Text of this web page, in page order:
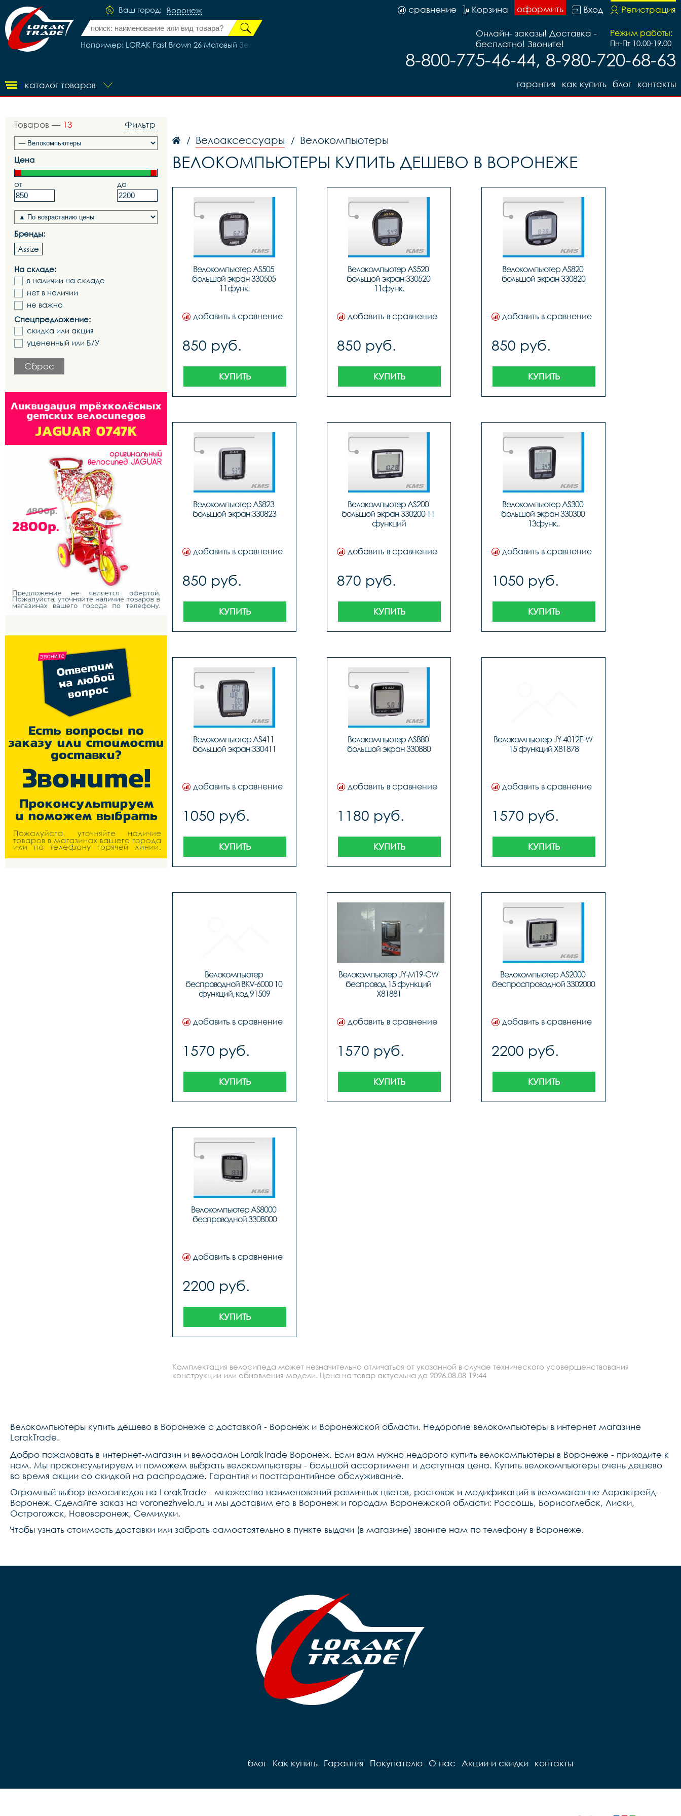
Ваш город: Воронеж
Например: LORAK Fast Brown 26 Матовый Зелёный
Регистрация
Вход
оформить
Корзина
сравнение
Режим работы:
Пн-Пт 10.00-19.00
Онлайн- заказы! Доставка -
бесплатно! Звоните!
8-800-775-46-44, 8-980-720-68-63
каталог товаров контакты
блог
как купить
гарантия
Товаров — 13 Фильтр
Цена
от до
Бренды:
Assize
На складе:
в наличии на складе
нет в наличии
не важно
Спецпредложение:
скидка или акция
уцененный или Б/У
Сброс
/ Велоаксессуары / Велокомпьютеры
ВЕЛОКОМПЬЮТЕРЫ КУПИТЬ ДЕШЕВО В ВОРОНЕЖЕ
Велокомпьютер AS505
большой экран 330505
11функ.
добавить в сравнение
850 руб.
КУПИТЬ
Велокомпьютер AS520
большой экран 330520
11функ.
добавить в сравнение
850 руб.
КУПИТЬ
Велокомпьютер AS820
большой экран 330820
добавить в сравнение
850 руб.
КУПИТЬ
Велокомпьютер AS823
большой экран 330823
добавить в сравнение
850 руб.
КУПИТЬ
Велокомпьютер AS200
большой экран 330200 11
функций
добавить в сравнение
870 руб.
КУПИТЬ
Велокомпьютер AS300
большой экран 330300
13функ..
добавить в сравнение
1050 руб.
КУПИТЬ
Велокомпьютер AS411
большой экран 330411
добавить в сравнение
1050 руб.
КУПИТЬ
Велокомпьютер AS880
большой экран 330880
добавить в сравнение
1180 руб.
КУПИТЬ
Велокомпьютер JY-4012E-W
15 функций X81878
добавить в сравнение
1570 руб.
КУПИТЬ
Велокомпьютер
беспроводной BKV-6000 10
функций, код 91509
добавить в сравнение
1570 руб.
КУПИТЬ
Велокомпьютер JY-M19-CW
беспровод 15 функций
X81881
добавить в сравнение
1570 руб.
КУПИТЬ
Велокомпьютер AS2000
беспроспроводной 3302000
добавить в сравнение
2200 руб.
КУПИТЬ
Велокомпьютер AS8000
беспроводной 3308000
добавить в сравнение
2200 руб.
КУПИТЬ
Комплектация велосипеда может незначительно отличаться от указанной в случае технического усовершенствования
конструкции или обновления модели. Цена на товар актуальна до 2026.08.08 19:44
Велокомпьютеры купить дешево в Воронеже с доставкой - Воронеж и Воронежской области. Недорогие велокомпьютеры в интернет магазине
LorakTrade.
Добро пожаловать в интернет-магазин и велосалон LorakTrade Воронеж. Если вам нужно недорого купить велокомпьютеры в Воронеже - приходите к
нам. Мы проконсультируем и поможем выбрать велокомпьютеры - большой ассортимент и доступная цена. Купить велокомпьютеры очень дешево
во время акции со скидкой на распродаже. Гарантия и постгарантийное обслуживание.
Огромный выбор велосипедов на LorakTrade - множество наименований различных цветов, ростовок и модификаций в веломагазине Лорактрейд-
Воронеж. Сделайте заказ на voronezhvelo.ru и мы доставим его в Воронеж и городам Воронежской области: Россошь, Борисоглебск, Лиски,
Острогожск, Нововоронеж, Семилуки.
Чтобы узнать стоимость доставки или забрать самостоятельно в пункте выдачи (в магазине) звоните нам по телефону в Воронеже.
блог Как купить Гарантия Покупателю О нас Акции и скидки контакты